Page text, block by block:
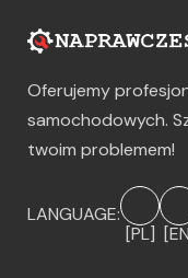
Oferujemy
samochodowych.
twoim problemem!
LANGUAGE:
[PL]